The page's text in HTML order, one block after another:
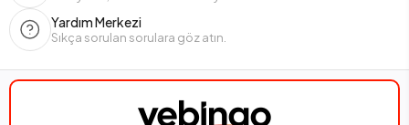
Yardım Merkezi
Sıkça sorulan sorulara göz atın.